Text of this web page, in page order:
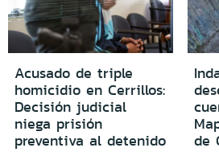
Acusado de triple
homicidio en Cerrillos:
Decisión judicial
niega prisión
preventiva al detenido
de